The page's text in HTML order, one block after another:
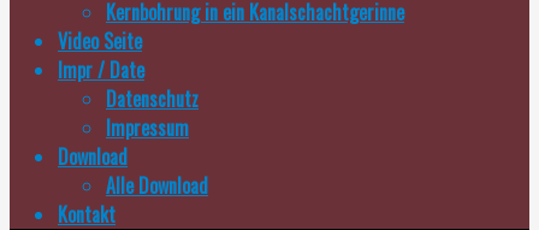
Kernbohrung in ein Kanalschachtgerinne
Video Seite
Impr / Date
Datenschutz
Impressum
Download
Alle Download
Kontakt